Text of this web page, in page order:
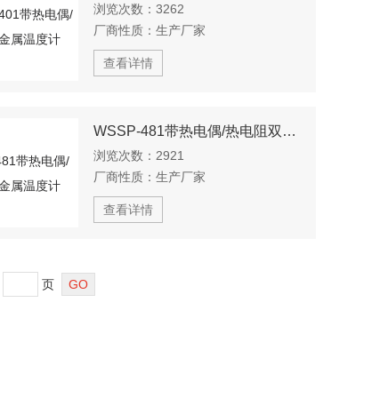
浏览次数： 3262
厂商性质： 生产厂家
查看详情
WSSP-481带热电偶/热电阻双金属温度计
浏览次数： 2921
厂商性质： 生产厂家
查看详情
页